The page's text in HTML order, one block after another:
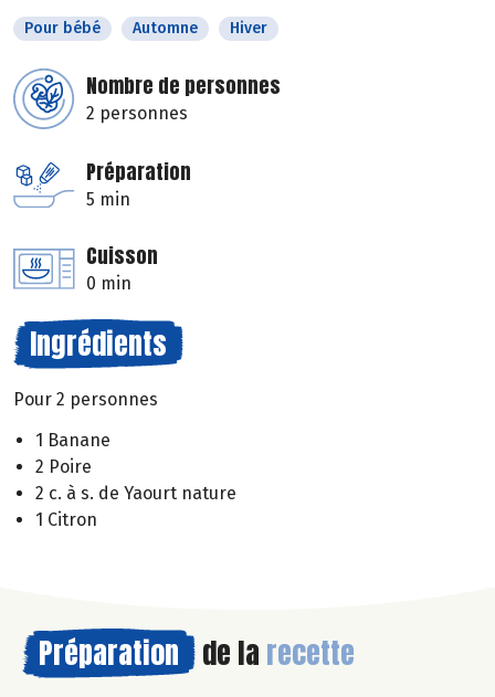
Pour bébé Automne Hiver
Nombre de personnes
2 personnes
Préparation
5 min
Cuisson
0 min
Ingrédients
Pour 2 personnes
1 Banane
2 Poire
2 c. à s. de Yaourt nature
1 Citron
Préparation de la recette